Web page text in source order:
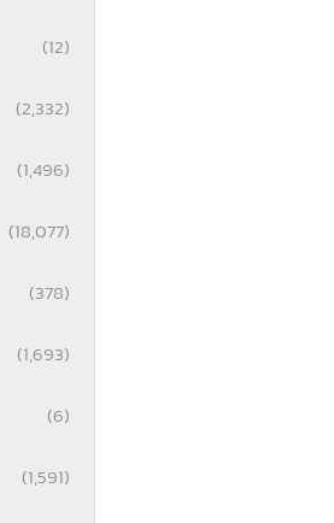
(12)
(2,332)
(1,496)
(18,077)
(378)
(1,693)
(6)
(1,591)